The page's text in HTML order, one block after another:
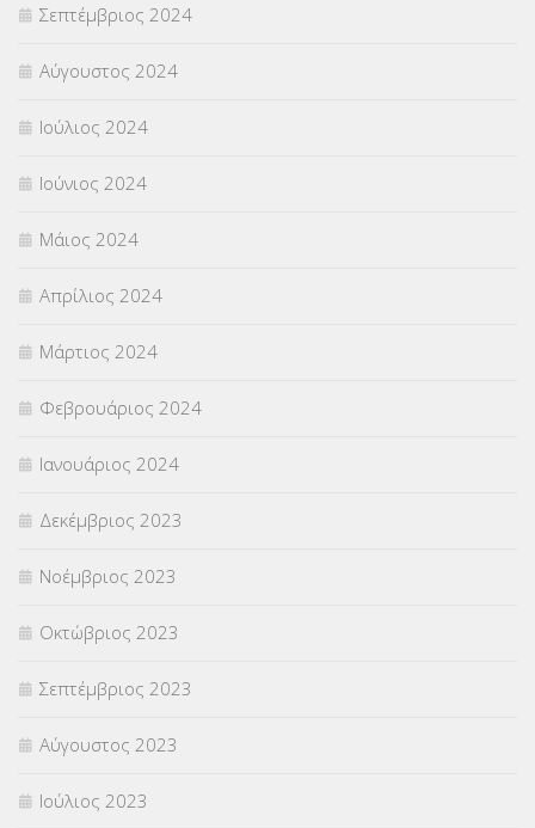
Σεπτέμβριος 2024
Αύγουστος 2024
Ιούλιος 2024
Ιούνιος 2024
Μάιος 2024
Απρίλιος 2024
Μάρτιος 2024
Φεβρουάριος 2024
Ιανουάριος 2024
Δεκέμβριος 2023
Νοέμβριος 2023
Οκτώβριος 2023
Σεπτέμβριος 2023
Αύγουστος 2023
Ιούλιος 2023